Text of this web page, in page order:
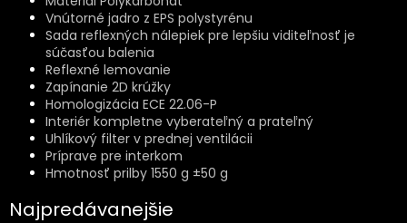
Vnútorné jadro z EPS polystyrénu
Sada reflexných nálepiek pre lepšiu viditeľnosť je
súčasťou balenia
Reflexné lemovanie
Zapínanie 2D krúžky
Homologizácia ECE 22.06-P
Interiér kompletne vyberateľný a prateľný
Uhlíkový filter v prednej ventilácii
Príprave pre interkom
Hmotnosť prilby 1550 g ±50 g
Najpredávanejšie